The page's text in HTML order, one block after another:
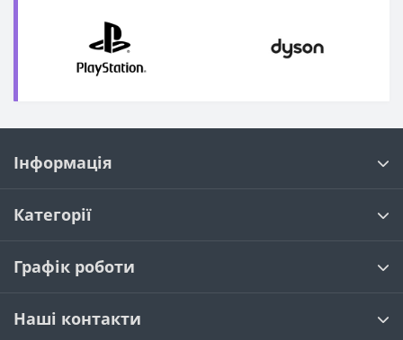
Інформація
Категорії
Графік роботи
Наші контакти